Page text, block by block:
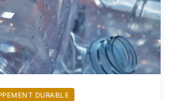
DURABLE